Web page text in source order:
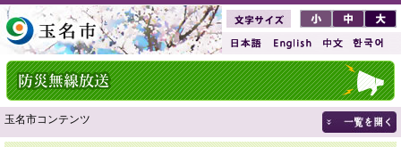
玉名市コンテンツ